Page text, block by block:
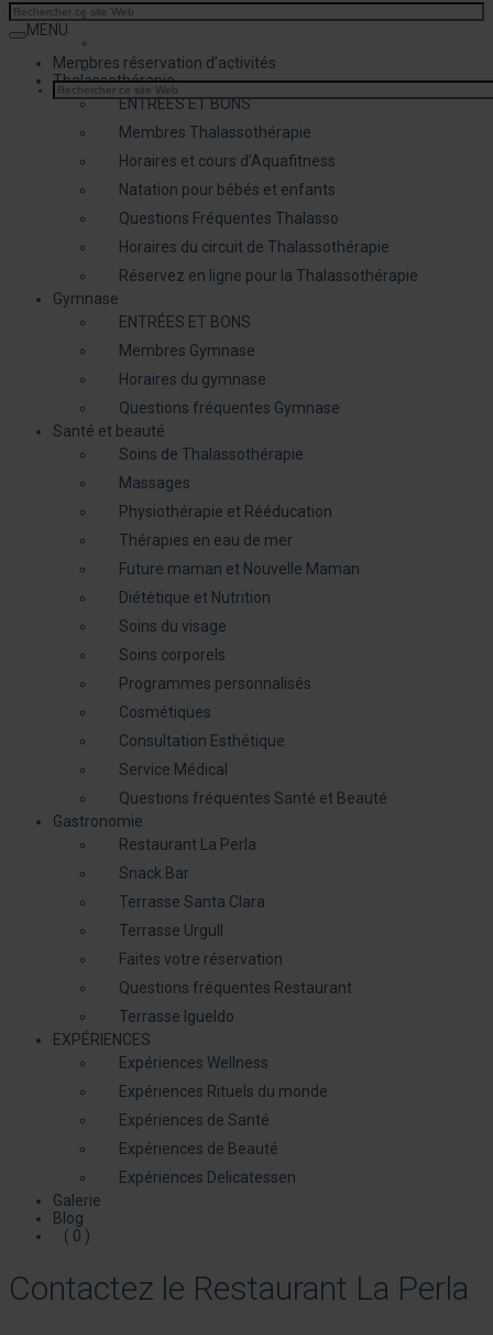
MENU
Membres réservation d’activités
Thalassothérapie
ENTRÉES ET BONS
Membres Thalassothérapie
Horaires et cours d’Aquafitness
Natation pour bébés et enfants
Questions Fréquentes Thalasso
Horaires du circuit de Thalassothérapie
Réservez en ligne pour la Thalassothérapie
Gymnase
ENTRÉES ET BONS
Membres Gymnase
Horaires du gymnase
Questions fréquentes Gymnase
Santé et beauté
Soins de Thalassothérapie
Massages
Physiothérapie et Rééducation
Thérapies en eau de mer
Future maman et Nouvelle Maman
Diététique et Nutrition
Soins du visage
Soins corporels
Programmes personnalisés
Cosmétiques
Consultation Esthétique
Service Médical
Questions fréquentes Santé et Beauté
Gastronomie
Restaurant La Perla
Snack Bar
Terrasse Santa Clara
Terrasse Urgull
Faites votre réservation
Questions fréquentes Restaurant
Terrasse Igueldo
EXPÉRIENCES
Expériences Wellness
Expériences Rituels du monde
Expériences de Santé
Expériences de Beauté
Expériences Delicatessen
Galerie
Blog
( 0 )
Contactez le Restaurant La Perla